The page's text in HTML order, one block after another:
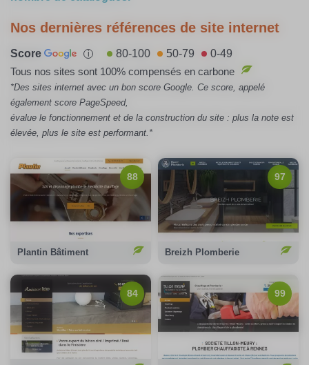
Nos dernières références de site internet
Score i 80-100 50-79
0-49
Tous nos sites sont 100% compensés en carbone
*Des sites internet avec un bon score Google. Ce score, appelé
également score PageSpeed,
évalue le fonctionnement et de la construction du site : plus la note est
élevée, plus le site est performant.*
88
Plantin Bâtiment
Notation Google :
88/100
Compensation carbone :
97
Breizh Plomberie
Notation Google :
97/100
Compensation carbone :
100%
Voir le site
84
Notation Google :
84/100
Emission carbone :
0,20gCO2/page
Compensation carbone :
100%
Voir le site
99
Notation Google :
99/100
Emission carbone :
0,15gCO2/page
Compensation carbone :
100%
Voir le site